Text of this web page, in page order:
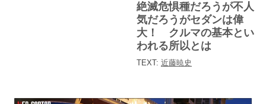
絶滅危惧種だろうが不人
気だろうがセダンは偉
大！ クルマの基本とい
われる所以とは
TEXT: 近藤暁史